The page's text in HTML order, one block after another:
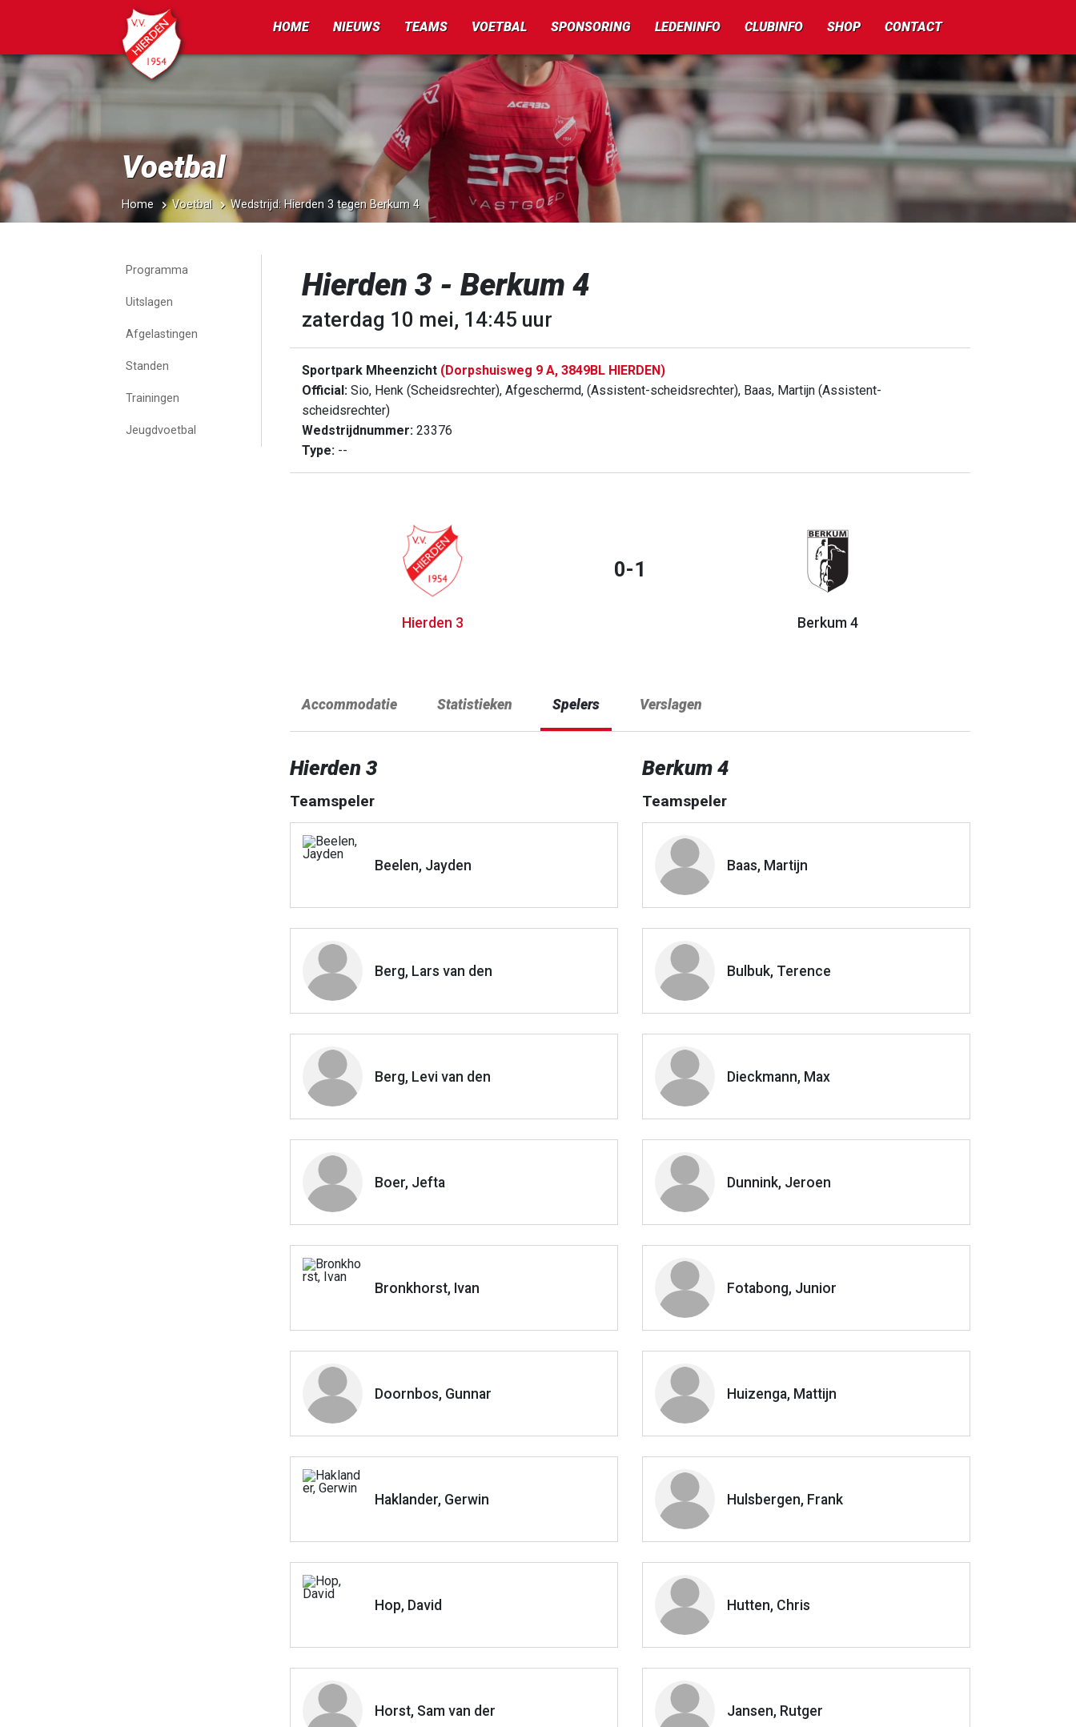
HOME NIEUWS TEAMS VOETBAL SPONSORING LEDENINFO CLUBINFO SHOP CONTACT
Voetbal
Home Voetbal Wedstrijd: Hierden 3 tegen Berkum 4
Programma
Uitslagen
Afgelastingen
Standen
Trainingen
Jeugdvoetbal
Hierden 3 - Berkum 4
zaterdag 10 mei, 14:45 uur
Sportpark Mheenzicht (Dorpshuisweg 9 A, 3849BL HIERDEN)
Official: Sio, Henk (Scheidsrechter), Afgeschermd, (Assistent-scheidsrechter), Baas, Martijn (Assistent-
scheidsrechter)
Wedstrijdnummer: 23376
Type: --
Hierden 3
0-1
Berkum 4
Accommodatie Statistieken Spelers Verslagen
Hierden 3
Teamspeler
Beelen, Jayden
Berg, Lars van den
Berg, Levi van den
Boer, Jefta
Bronkhorst, Ivan
Doornbos, Gunnar
Haklander, Gerwin
Hop, David
Horst, Sam van der
Berkum 4
Teamspeler
Baas, Martijn
Bulbuk, Terence
Dieckmann, Max
Dunnink, Jeroen
Fotabong, Junior
Huizenga, Mattijn
Hulsbergen, Frank
Hutten, Chris
Jansen, Rutger